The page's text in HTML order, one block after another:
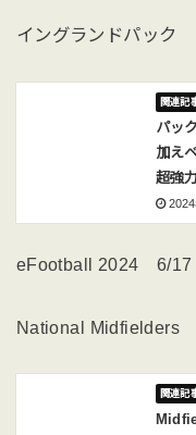
イングランドパック
パッ
加え
超強
eFootball 2024 6/
National Midfielders